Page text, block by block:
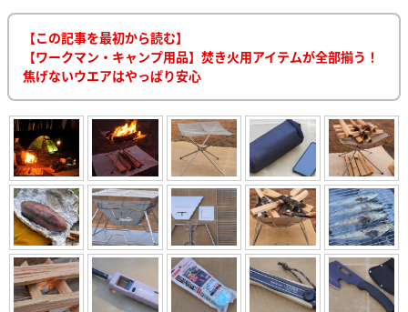
【この記事を最初から読む】
【ワークマン・キャンプ用品】焚き火用アイテムが全部揃う！
焦げないウエアはやっぱり安心